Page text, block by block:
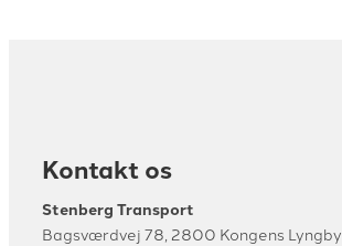
Kontakt os
Stenberg Transport
Bagsværdvej 78, 2800 Kongens Lyngby